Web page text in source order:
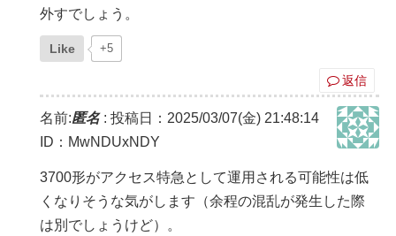
外すでしょう。
Like +5
返信
名前:匿名: 投稿日：2025/03/07(金) 21:48:14
ID：MwNDUxNDY
3700形がアクセス特急として運用される可能性は低
くなりそうな気がします（余程の混乱が発生した際
は別でしょうけど）。